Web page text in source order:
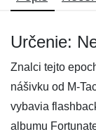
Určenie:
Znalci tejto
nášivku od M-
vybavia
albumu